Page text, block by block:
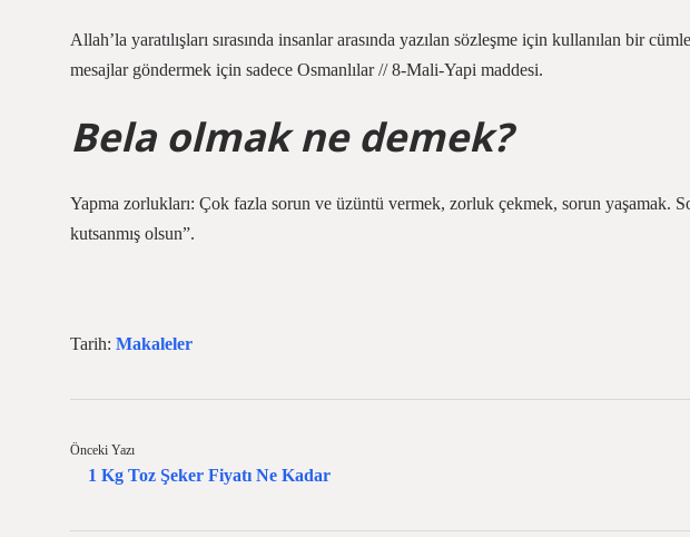
Allah’la yaratılışları sırasında insanlar arasında yazılan sözleşme için kullanılan bir
mesajlar göndermek için sadece Osmanlılar // 8-Mali-Yapi maddesi.
Bela olmak ne demek?
Yapma zorlukları: Çok fazla sorun ve üzüntü vermek, zorluk çekmek, sorun yaşamak.
kutsanmış olsun”.
Tarih: Makaleler
Önceki Yazı
1 Kg Toz Şeker Fiyatı Ne Kadar